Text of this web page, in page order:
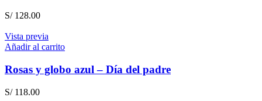
S/128.00
Vista previa
Añadir al carrito
Rosas y globo azul – Día del padre
S/118.00